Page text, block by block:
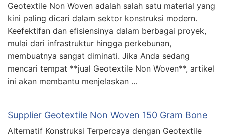
Geotextile Non Woven adalah salah satu material yang
kini paling dicari dalam sektor konstruksi modern.
Keefektifan dan efisiensinya dalam berbagai proyek,
mulai dari infrastruktur hingga perkebunan,
membuatnya sangat diminati. Jika Anda sedang
mencari tempat **jual Geotextile Non Woven**, artikel
ini akan membantu menjelaskan …
Supplier Geotextile Non Woven 150 Gram Bone
Alternatif Konstruksi Terpercaya dengan Geotextile